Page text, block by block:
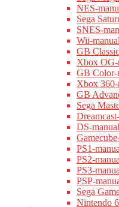
NES-
Sega
SNES-
Wii-
GB
Xbox OG-
GB Color-
Xbox 360-
GB
Sega
DS-
PS1-
PS2-
PS3-
PSP-
Sega
Nintendo